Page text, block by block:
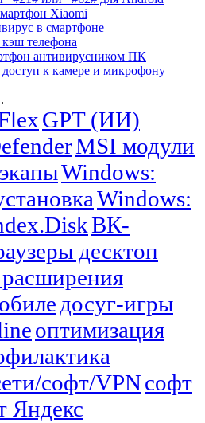
Xiaomi
в смартфоне
телефона
антивирусником ПК
к камере и микрофону
GPT (ИИ)
MSI модули
Windows:
Windows:
ВК-
десктоп
досуг-игры
оптимизация
софт/VPNсофт
Яндекс